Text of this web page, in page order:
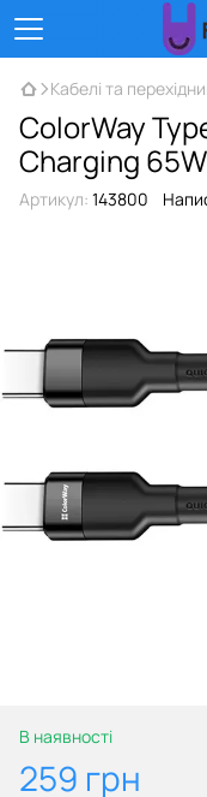
Кабелі та
ColorWay
Charging
Артикул: 143800
В наявності
259 грн